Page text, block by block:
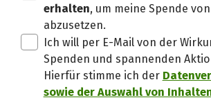
erhalten, um meine Spende
abzusetzen.
Ich will per E-Mail von der
Spenden und spannenden
Hierfür stimme ich der
sowie der Auswahl von